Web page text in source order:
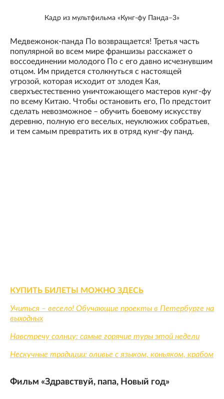
Кадр из мультфильма «Кунг-фу Панда–3»
Медвежонок-панда По возвращается! Третья часть
популярной во всем мире франшизы расскажет о
воссоединении молодого По с его давно исчезнувшим
отцом. Им придется столкнуться с настоящей
угрозой, которая исходит от злодея Кая,
сверхъестественно уничтожающего мастеров кунг-фу
по всему Китаю. Чтобы остановить его, По предстоит
сделать невозможное – обучить боевому искусству
деревню, полную его веселых, неуклюжих собратьев,
и тем самым превратить их в отряд кунг-фу панд.
КУПИТЬ БИЛЕТЫ МОЖНО ЗДЕСЬ
Учиться – весело! Обучающие проекты в Петербурге на
выходных
Навстречу солнцу: самые горячие туры этой недели
Нескучные традиции: оливье с языком, коньяком, крабом
Фильм «Здравствуй, папа, Новый год»